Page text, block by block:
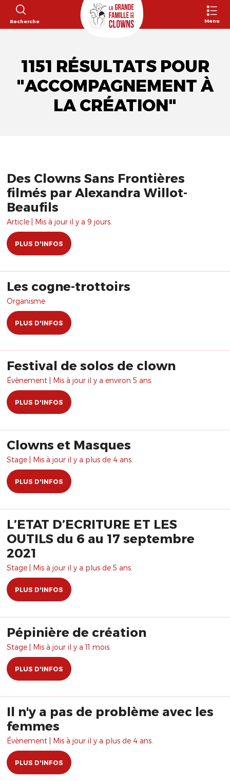
Recherche Menu
1151 RÉSULTATS POUR
"ACCOMPAGNEMENT À
LA CRÉATION"
Des Clowns Sans Frontières
filmés par Alexandra Willot-
Beaufils
Article | Mis à jour il y a 9 jours.
PLUS D'INFOS
Les cogne-trottoirs
Organisme
PLUS D'INFOS
Festival de solos de clown
Évènement | Mis à jour il y a environ 5 ans.
PLUS D'INFOS
Clowns et Masques
Stage | Mis à jour il y a plus de 4 ans.
PLUS D'INFOS
L’ETAT D’ECRITURE ET LES
OUTILS du 6 au 17 septembre
2021
Stage | Mis à jour il y a plus de 5 ans.
PLUS D'INFOS
Pépinière de création
Stage | Mis à jour il y a 11 mois.
PLUS D'INFOS
Il n'y a pas de problème avec les
femmes
Évènement | Mis à jour il y a plus de 4 ans.
PLUS D'INFOS